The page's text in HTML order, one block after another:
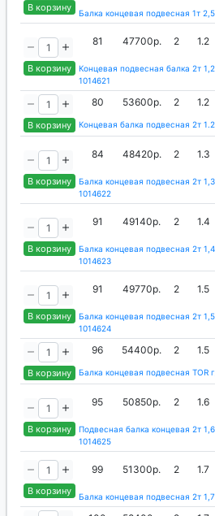
В корзину Балка концевая подвесная 1т
В корзину
81 47700р. 2 1.2
Концевая подвесная балка 2т
1014621
В корзину
80 53600р. 2 1.2
Концевая балка подвесная 2т
В корзину
84 48420р. 2 1.3
Балка концевая подвесная 2т
1014622
В корзину
91 49140р. 2 1.4
Балка концевая подвесная 2т
1014623
В корзину
91 49770р. 2 1.5
Балка концевая подвесная 2т
1014624
В корзину
96 54400р. 2 1.5
Балка концевая подвесная TOR
В корзину
95 50850р. 2 1.6
Подвесная балка концевая 2т
1014625
В корзину
99 51300р. 2 1.7
Балка концевая подвесная 2т